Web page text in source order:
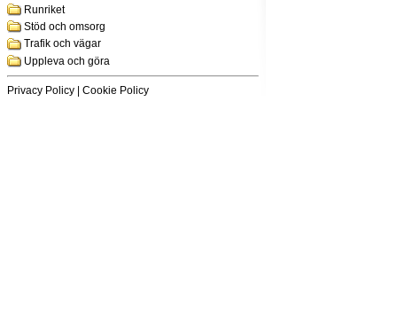
Runriket
Stöd och omsorg
Trafik och vägar
Uppleva och göra
Privacy Policy Cookie Policy